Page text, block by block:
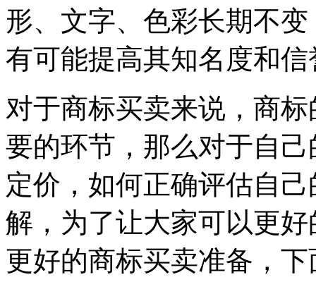
形、文字、色彩长期不
有可能提高其知名度和
对于商标买卖来说，商
要的环节，那么对于自
定价，如何正确评估自
解，为了让大家可以更
更好的商标买卖准备，